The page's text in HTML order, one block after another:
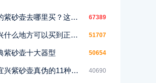
真正的紫砂壶去哪里买？这几个地方都能买到！ 67389
在宜兴什么地方可以买到正宗紫砂壶 51707
紫砂壶十大器型 50654
鉴别宜兴紫砂壶真伪的11种好方法 40690